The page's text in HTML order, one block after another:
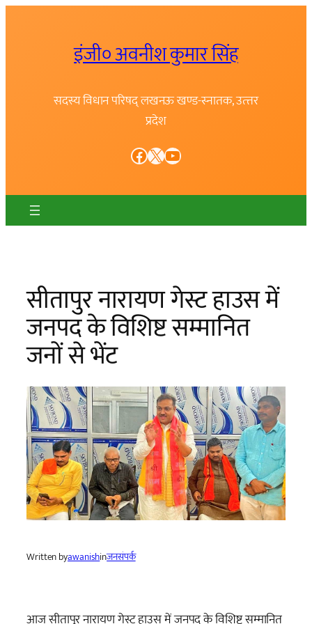
इंजी० अवनीश कुमार सिंह
सदस्य विधान परिषद् लखनऊ खण्ड-स्नातक, उत्त्तर
प्रदेश
Facebook X YouTube
सीतापुर नारायण गेस्ट हाउस में
जनपद के विशिष्ट सम्मानित
जनों से भेंट
Written byawanishinजनसंपर्क
आज सीतापुर नारायण गेस्ट हाउस में जनपद के विशिष्ट सम्मानित